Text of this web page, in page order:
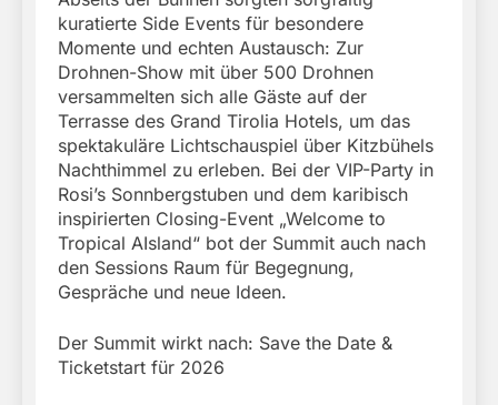
kuratierte Side Events für besondere
Momente und echten Austausch: Zur
Drohnen-Show mit über 500 Drohnen
versammelten sich alle Gäste auf der
Terrasse des Grand Tirolia Hotels, um das
spektakuläre Lichtschauspiel über Kitzbühels
Nachthimmel zu erleben. Bei der VIP-Party in
Rosi’s Sonnbergstuben und dem karibisch
inspirierten Closing-Event „Welcome to
Tropical AIsland“ bot der Summit auch nach
den Sessions Raum für Begegnung,
Gespräche und neue Ideen.
Der Summit wirkt nach: Save the Date &
Ticketstart für 2026